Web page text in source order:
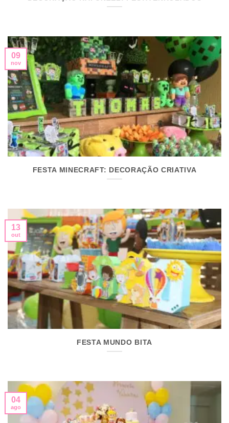
FESTA MINECRAFT: DECORAÇÃO CRIATIVA
09
nov
FESTA MUNDO BITA
13
out
04
ago